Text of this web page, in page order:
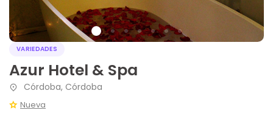
VARIEDADES
Azur Hotel & Spa
Córdoba, Córdoba
Nueva